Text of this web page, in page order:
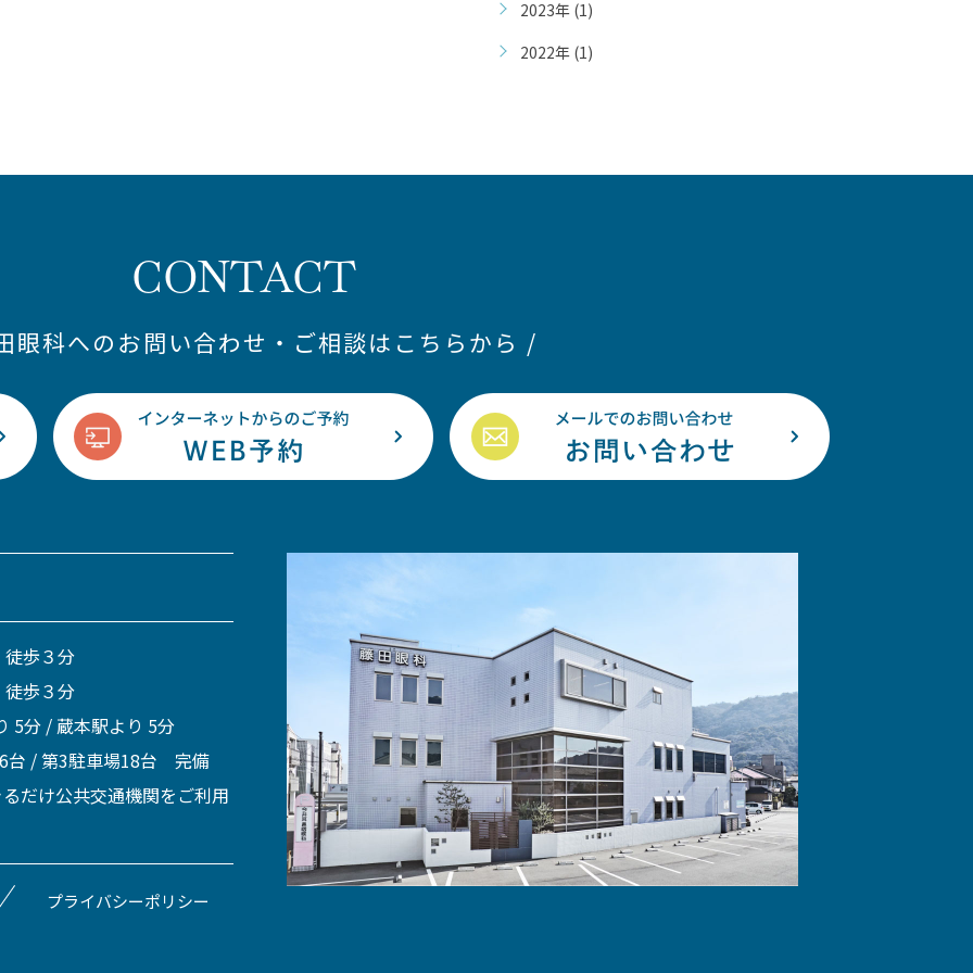
2023年 (1)
2022年 (1)
CONTACT
眼科へのお問い合わせ・ご相談はこちらから /
歩３分
歩３分
5分 / 蔵本駅より 5分
台 / 第3駐車場18台 完備
だけ公共交通機関をご利用
プライバシーポリシー